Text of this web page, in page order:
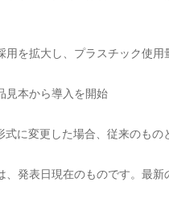
を拡大し、プラスチック使
見本から導入を開始
に変更した場合、従来のも
発表日現在のものです。最